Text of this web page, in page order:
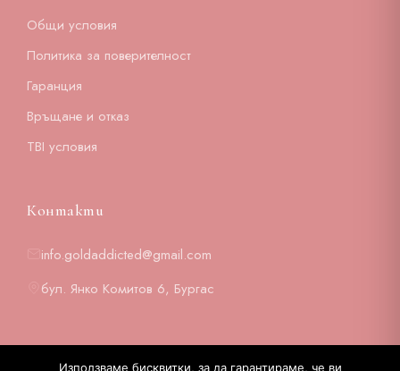
Общи условия
Политика за поверителност
Гаранция
Връщане и отказ
TBI условия
Контакти
info.goldaddicted@gmail.com
бул. Янко Комитов 6, Бургас
Използваме бисквитки, за да гарантираме, че ви